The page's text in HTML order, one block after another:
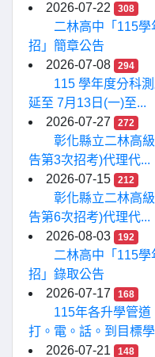
2026-07-22
308
二林高中「115
招」簡章公告
2026-07-08
294
115 學年度分科
延至 7月13日(一)至...
2026-07-27
272
彰化縣立二林高
告第3次招考)代理代...
2026-07-15
212
彰化縣立二林高
告第6次招考)代理代...
2026-08-03
192
二林高中「115
招」錄取公告
2026-07-17
168
115年各升學管
打。電。話。到目標
2026-07-21
148